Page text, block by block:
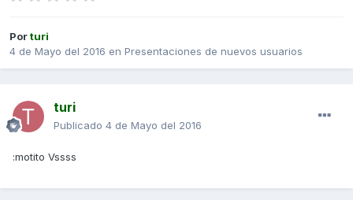
Porturi
4 de Mayo del 2016 en Presentaciones de nuevos usuarios
turi
Publicado 4 de Mayo del 2016
:motito Vssss